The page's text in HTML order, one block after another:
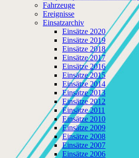
Fahrzeuge
Ereignisse
Einsatzarchiv
Einsätze 2020
Einsätze 2019
Einsätze 2018
Einsätze 2017
Einsätze 2016
Einsätze 2015
Einsätze 2014
Einsätze 2013
Einsätze 2012
Einsätze 2011
Einsätze 2010
Einsätze 2009
Einsätze 2008
Einsätze 2007
Einsätze 2006